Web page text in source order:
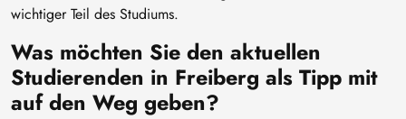
wichtiger Teil des Studiums.
Was möchten Sie den aktuellen
Studierenden in Freiberg als Tipp mit
auf den Weg geben?